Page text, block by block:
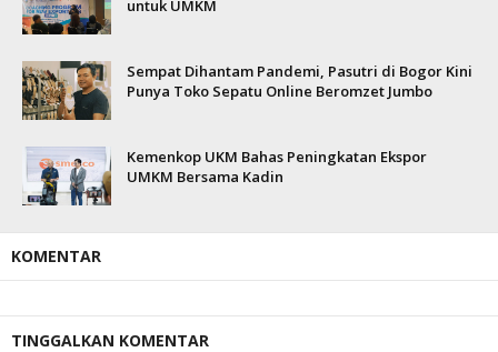
untuk UMKM
Sempat Dihantam Pandemi, Pasutri di Bogor Kini
Punya Toko Sepatu Online Beromzet Jumbo
Kemenkop UKM Bahas Peningkatan Ekspor
UMKM Bersama Kadin
KOMENTAR
TINGGALKAN KOMENTAR